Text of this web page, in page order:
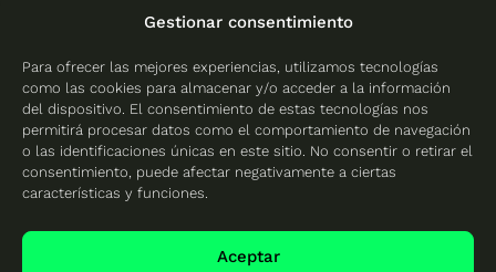
Gestionar consentimiento
Para ofrecer las mejores experiencias, utilizamos tecnologías
como las cookies para almacenar y/o acceder a la información
del dispositivo. El consentimiento de estas tecnologías nos
permitirá procesar datos como el comportamiento de navegación
o las identificaciones únicas en este sitio. No consentir o retirar el
consentimiento, puede afectar negativamente a ciertas
características y funciones.
Aceptar
Placas solares en
Placas solares en
Valencia